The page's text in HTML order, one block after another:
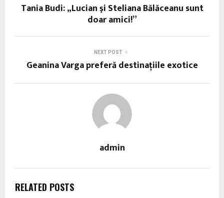
Tania Budi: „Lucian şi Steliana Bălăceanu sunt
doar amici!”
NEXT POST
Geanina Varga preferă destinaţiile exotice
admin
RELATED POSTS